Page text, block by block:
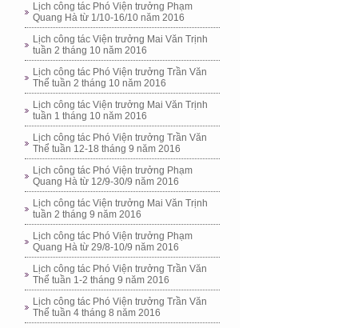
Lịch công tác Phó Viện trưởng Phạm
Quang Hà từ 1/10-16/10 năm 2016
Lịch công tác Viện trưởng Mai Văn Trịnh
tuần 2 tháng 10 năm 2016
Lịch công tác Phó Viện trưởng Trần Văn
Thể tuần 2 tháng 10 năm 2016
Lịch công tác Viện trưởng Mai Văn Trịnh
tuần 1 tháng 10 năm 2016
Lịch công tác Phó Viện trưởng Trần Văn
Thể tuần 12-18 tháng 9 năm 2016
Lịch công tác Phó Viện trưởng Phạm
Quang Hà từ 12/9-30/9 năm 2016
Lịch công tác Viện trưởng Mai Văn Trịnh
tuần 2 tháng 9 năm 2016
Lịch công tác Phó Viện trưởng Phạm
Quang Hà từ 29/8-10/9 năm 2016
Lịch công tác Phó Viện trưởng Trần Văn
Thể tuần 1-2 tháng 9 năm 2016
Lịch công tác Phó Viện trưởng Trần Văn
Thể tuần 4 tháng 8 năm 2016